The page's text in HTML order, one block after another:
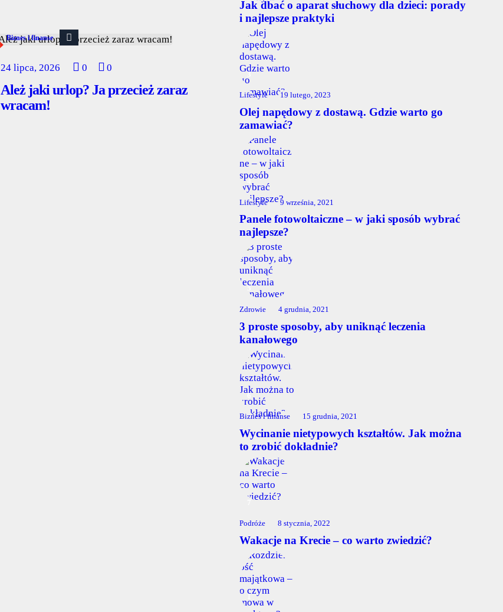
Biznes i finanse
24 lipca, 2026 0 0
Ależ jaki urlop? Ja przecież zaraz
wracam!
Jak dbać o aparat słuchowy dla dzieci: porady
i najlepsze praktyki
Lifestyle 19 lutego, 2023
Olej napędowy z dostawą. Gdzie warto go
zamawiać?
Lifestyle 9 września, 2021
Panele fotowoltaiczne – w jaki sposób wybrać
najlepsze?
Zdrowie 4 grudnia, 2021
3 proste sposoby, aby uniknąć leczenia
kanałowego
Biznes i finanse 15 grudnia, 2021
Wycinanie nietypowych kształtów. Jak można
to zrobić dokładnie?
Podróże 8 stycznia, 2022
Wakacje na Krecie – co warto zwiedzić?